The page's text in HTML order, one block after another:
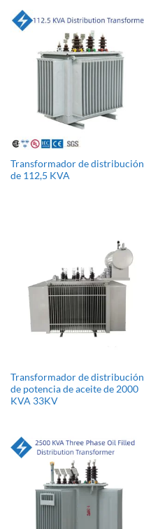
Transformador de distribución
de 112,5 KVA
Transformador de distribución
de potencia de aceite de 2000
KVA 33KV